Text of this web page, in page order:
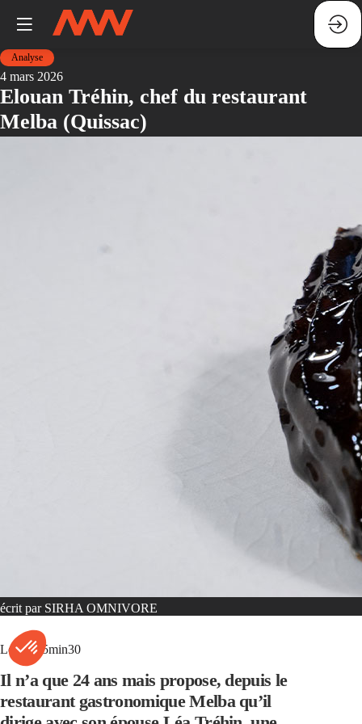
Analyse
4 mars 2026
Elouan Tréhin, chef du restaurant
Melba (Quissac)
écrit par SIRHA OMNIVORE
Lecture 5min30
Il n’a que 24 ans mais propose, depuis le
restaurant gastronomique Melba qu’il